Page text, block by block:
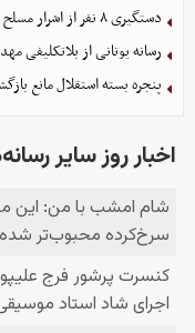
دستگیری ۸ نفر از اشرار مسلح شاخص و مرتبطین گروهک های تروریستی
رسانه یونانی از بلاتکلیفی
پنجره بسته استقلال مانع